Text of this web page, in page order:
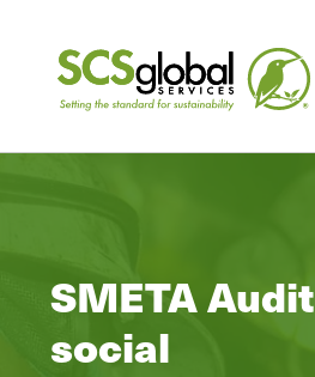
SMETA Audit
social